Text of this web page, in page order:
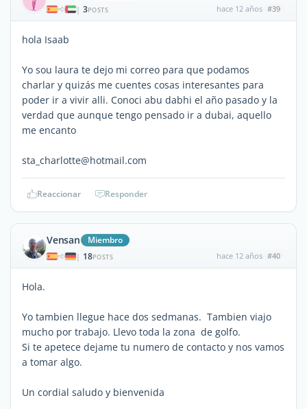
| 3POSTS hace 12 años #39
hola Isaab
Yo sou laura te dejo mi correo para que podamos
charlar y quizás me cuentes cosas interesantes para
poder ir a vivir alli. Conoci abu dabhi el año pasado y la
verdad que aunque tengo pensado ir a dubai, aquello
me encanto
sta_charlotte@hotmail.com
Reaccionar Responder
Vensan Miembro
| 18POSTS hace 12 años #40
Hola.
Yo tambien llegue hace dos sedmanas. Tambien viajo
mucho por trabajo. Llevo toda la zona de golfo.
Si te apetece dejame tu numero de contacto y nos vamos
a tomar algo.
Un cordial saludo y bienvenida